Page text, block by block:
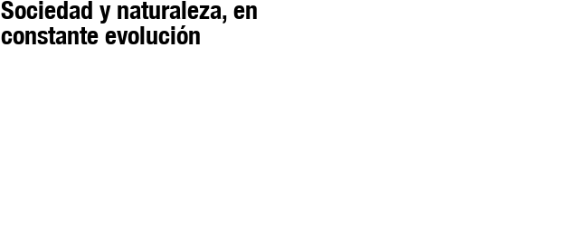
Sociedad y naturaleza, en
constante evolución